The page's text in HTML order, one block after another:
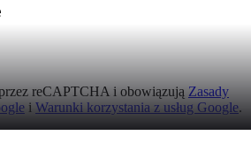
reCAPTCHA i obowiązują Zasady
i Warunki korzystania z usług Google.